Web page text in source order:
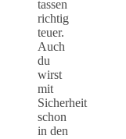
tassen
richtig
teuer.
Auch
du
wirst
mit
Sicherheit
schon
in den